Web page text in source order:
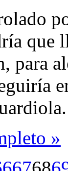
que
para
»